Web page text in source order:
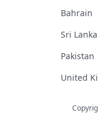
Bahrain
Sri Lanka
Pakistan
United